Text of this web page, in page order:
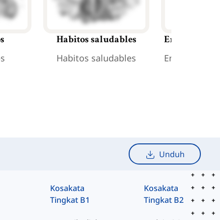
Habitos saludables
Habitos saludables
Unduh
Kosakata
Tingkat B1
Kosakata
Tingkat B2